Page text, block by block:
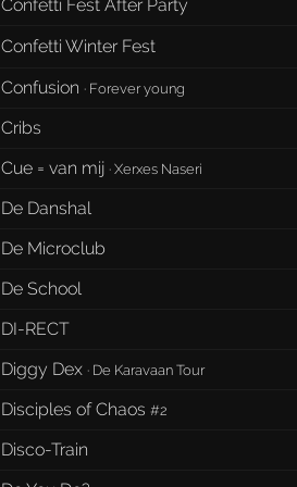
Confetti Fest After Party
Confetti Winter Fest
Confusion · Forever young
Cribs
Cue = van mij ·Xerxes Naseri
De Danshal
De Microclub
De School
DI-RECT
Diggy Dex · De Karavaan Tour
Disciples of Chaos #2
Disco-Train